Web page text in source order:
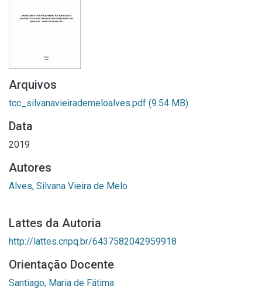
Arquivos
tcc_silvanavieirademeloalves.pdf (9.54 MB)
Data
2019
Autores
Alves, Silvana Vieira de Melo
Lattes da Autoria
http://lattes.cnpq.br/6437582042959918
Orientação Docente
Santiago, Maria de Fátima